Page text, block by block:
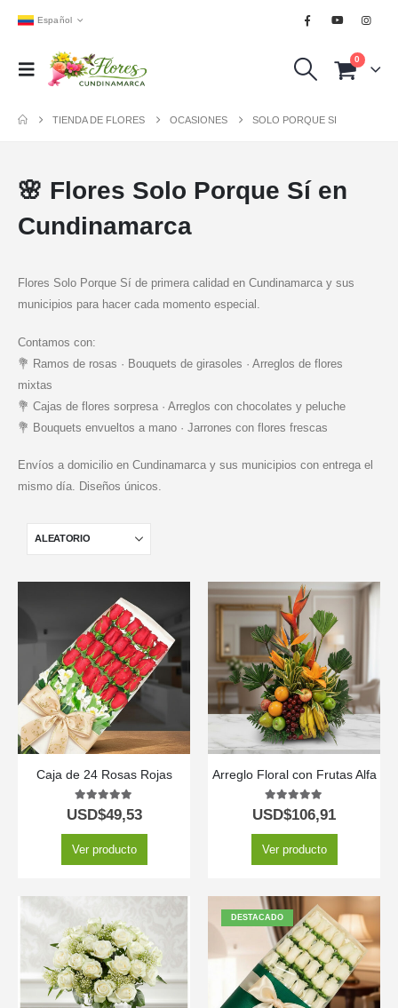
Español
0
TIENDA DE FLORES OCASIONES SOLO PORQUE SI
🌸 Flores Solo Porque Sí en
Cundinamarca
Flores Solo Porque Sí de primera calidad en Cundinamarca y sus
municipios para hacer cada momento especial.
Contamos con:
💐 Ramos de rosas · Bouquets de girasoles · Arreglos de flores
mixtas
💐 Cajas de flores sorpresa · Arreglos con chocolates y peluche
💐 Bouquets envueltos a mano · Jarrones con flores frescas
Envíos a domicilio en Cundinamarca y sus municipios con entrega el
mismo día. Diseños únicos.
Caja de 24 Rosas Rojas
5.00out of 5
USD$49,53
Ver producto
Arreglo Floral con Frutas Alfa
5.00out of 5
USD$106,91
Ver producto
DESTACADO